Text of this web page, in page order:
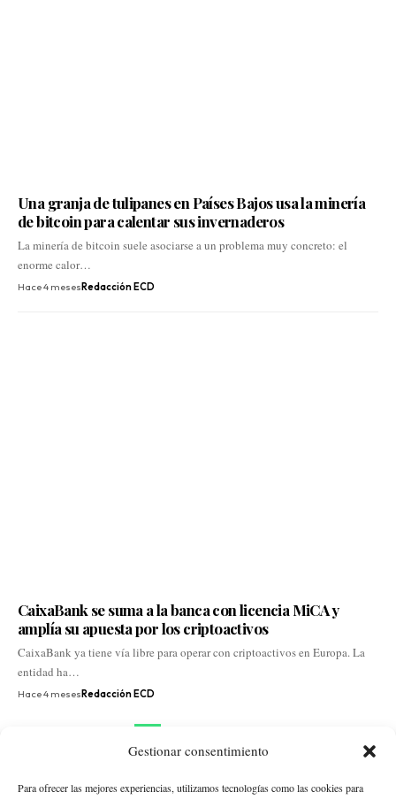
Gestionar consentimiento
Para ofrecer las mejores experiencias, utilizamos tecnologías como las cookies para
Una granja de tulipanes en Países Bajos usa la minería
de bitcoin para calentar sus invernaderos
La minería de bitcoin suele asociarse a un problema muy concreto: el
enorme calor…
Hace 4 mesesRedacción ECD
CaixaBank se suma a la banca con licencia MiCA y
amplía su apuesta por los criptoactivos
CaixaBank ya tiene vía libre para operar con criptoactivos en Europa. La
entidad ha…
Hace 4 meses Redacción ECD